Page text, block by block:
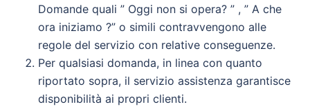
Domande quali ” Oggi non si opera? ” , ” A che
ora iniziamo ?” o simili contravvengono alle
regole del servizio con relative conseguenze.
Per qualsiasi domanda, in linea con quanto
riportato sopra, il servizio assistenza garantisce
disponibilità ai propri clienti.